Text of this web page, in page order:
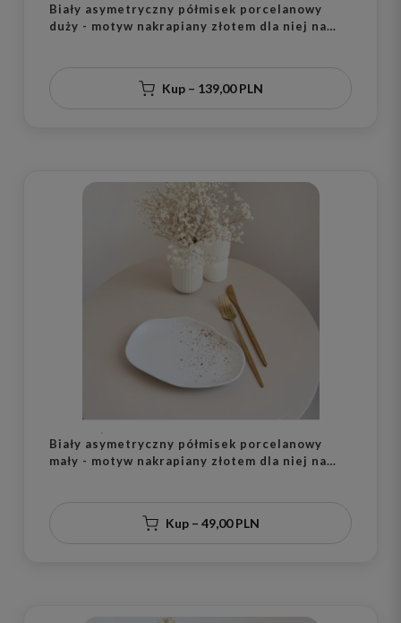
Biały asymetryczny półmisek porcelanowy
duży - motyw nakrapiany złotem dla niej na
Kup – 139,00 PLN
Biały asymetryczny półmisek porcelanowy
mały - motyw nakrapiany złotem dla niej na
Kup – 49,00 PLN